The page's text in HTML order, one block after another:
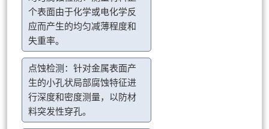
个表面由于化学或电化学反
应而产生的均匀减薄程度和
失重率。
点蚀检测：针对金属表面产
生的小孔状局部腐蚀特征进
行深度和密度测量，以防材
料突发性穿孔。